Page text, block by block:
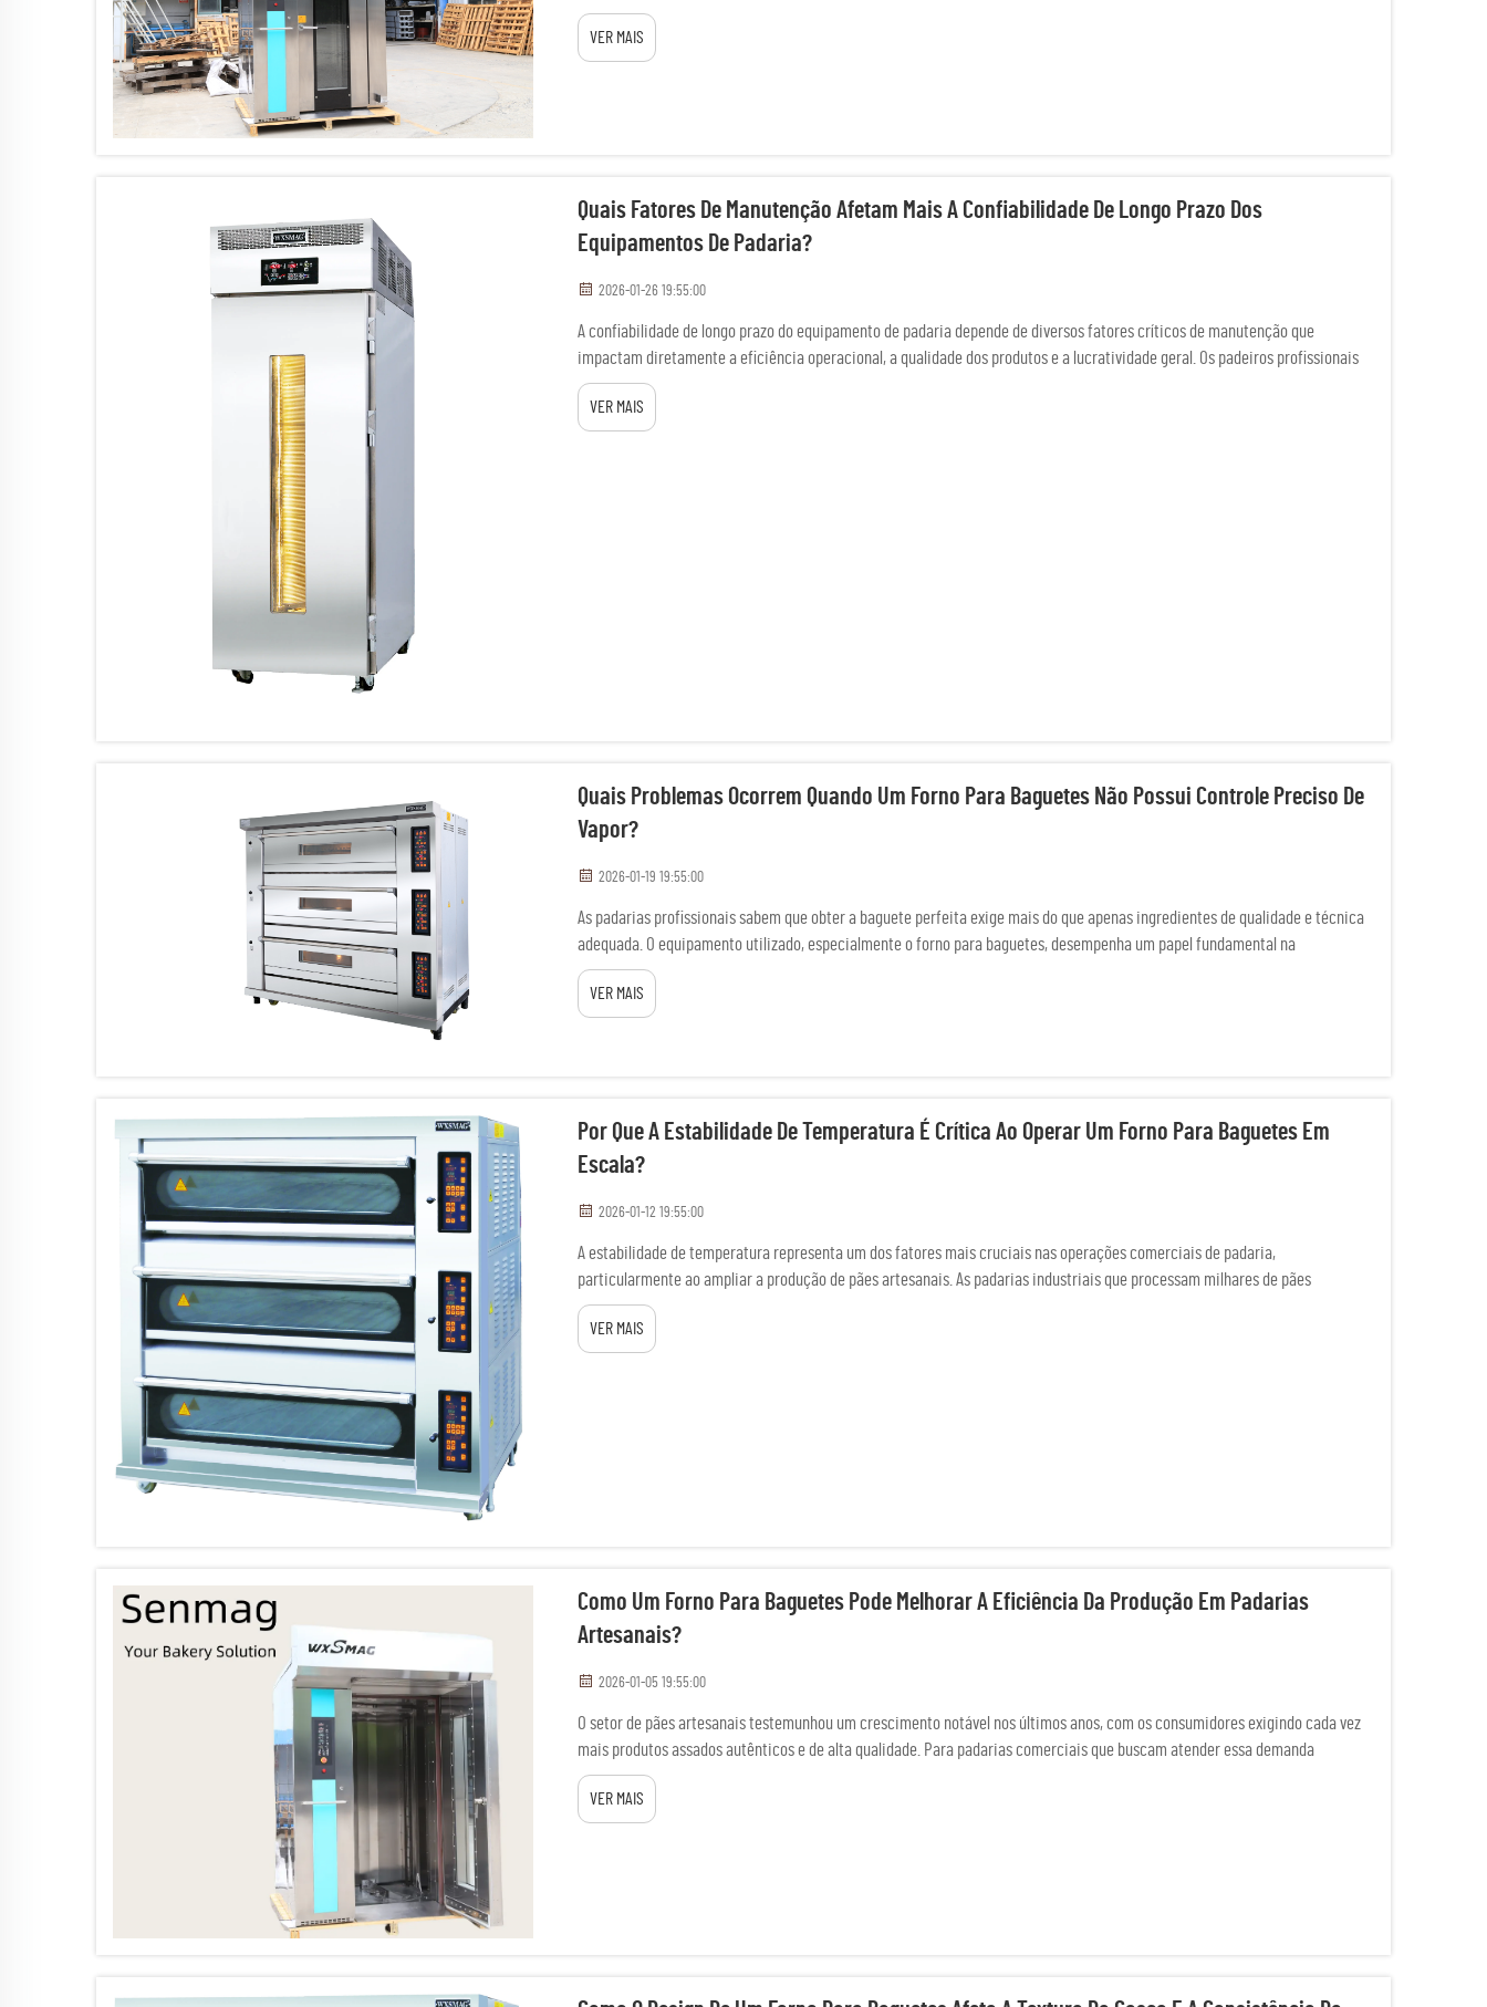
especializados projetados especificamente para...
VER MAIS
Quais Fatores De Manutenção Afetam Mais A Confiabilidade De Longo Prazo Dos
Equipamentos De Padaria?
2026-01-26 19:55:00
A confiabilidade de longo prazo do equipamento de padaria depende de diversos fatores críticos de manutenção que
impactam diretamente a eficiência operacional, a qualidade dos produtos e a lucratividade geral. Os padeiros profissionais
sabem que práticas consistentes de manutenção podem...
VER MAIS
Quais Problemas Ocorrem Quando Um Forno Para Baguetes Não Possui Controle Preciso De
Vapor?
2026-01-19 19:55:00
As padarias profissionais sabem que obter a baguete perfeita exige mais do que apenas ingredientes de qualidade e técnica
adequada. O equipamento utilizado, especialmente o forno para baguetes, desempenha um papel fundamental na
determinação da qualidade final do produto...
VER MAIS
Por Que A Estabilidade De Temperatura É Crítica Ao Operar Um Forno Para Baguetes Em
Escala?
2026-01-12 19:55:00
A estabilidade de temperatura representa um dos fatores mais cruciais nas operações comerciais de padaria,
particularmente ao ampliar a produção de pães artesanais. As padarias industriais que processam milhares de pães
diariamente exigem um controle térmico preciso...
VER MAIS
Como Um Forno Para Baguetes Pode Melhorar A Eficiência Da Produção Em Padarias
Artesanais?
2026-01-05 19:55:00
O setor de pães artesanais testemunhou um crescimento notável nos últimos anos, com os consumidores exigindo cada vez
mais produtos assados autênticos e de alta qualidade. Para padarias comerciais que buscam atender essa demanda
mantendo a rentabilidade, investir em...
VER MAIS